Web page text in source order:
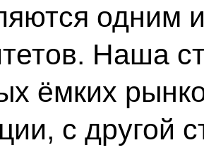
одним
Наша
ёмких
с другой